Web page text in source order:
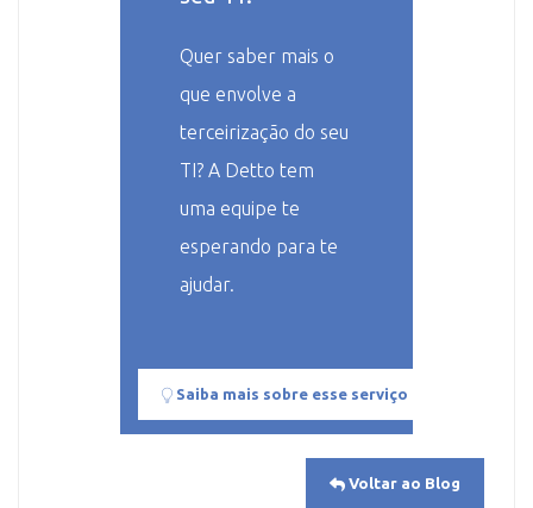
Quer saber mais o
que envolve a
terceirização do seu
TI? A Detto tem
uma equipe te
esperando para te
ajudar.
Saiba mais sobre esse serviço
Voltar ao Blog